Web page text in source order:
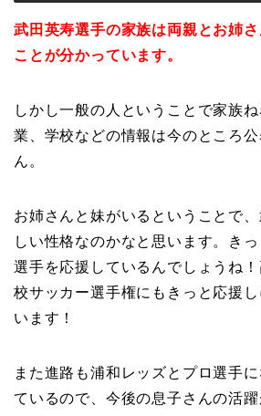
武田英寿選手の家族は両親とお姉
ことが分かっています。
しかし一般の人ということで家族
業、学校などの情報は今のところ
ん。
お姉さんと妹がいるということで
しい性格なのかなと思います。き
選手を応援しているんでしょうね
校サッカー選手権にもきっと応援
います！
また進路も浦和レッズとプロ選手
ているので、今後の息子さんの活躍